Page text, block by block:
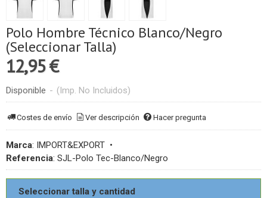
Polo Hombre Técnico Blanco/Negro
(Seleccionar Talla)
12,95 €
Disponible - (Imp. No Incluidos)
Costes de envío Ver descripción Hacer pregunta
Marca: IMPORT&EXPORT •
Referencia: SJL-Polo Tec-Blanco/Negro
Seleccionar talla y cantidad